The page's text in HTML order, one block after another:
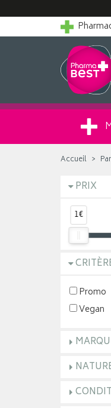
Accueil
PRIX
1€
Promo
Vegan